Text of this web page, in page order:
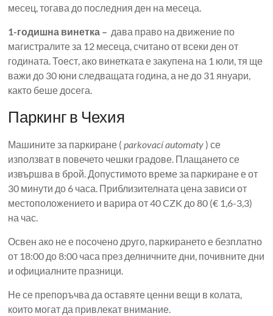
месец, тогава до последния ден на месеца.
1-годишна винетка – дава право на движение по
магистралите за 12 месеца, считано от всеки ден от
годината. Тоест, ако винетката е закупена на 1 юли, тя ще
важи до 30 юни следващата година, а не до 31 януари,
както беше досега.
Паркинг в Чехия
Машините за паркиране (parkovací automaty) се
използват в повечето чешки градове. Плащането се
извършва в брой. Допустимото време за паркиране е от
30 минути до 6 часа. Приблизителната цена зависи от
местоположението и варира от 40 CZK до 80 (€ 1,6-3,3)
на час.
Освен ако не е посочено друго, паркирането е безплатно
от 18:00 до 8:00 часа през делничните дни, почивните дни
и официалните празници.
Не се препоръчва да оставяте ценни вещи в колата,
които могат да привлекат внимание.